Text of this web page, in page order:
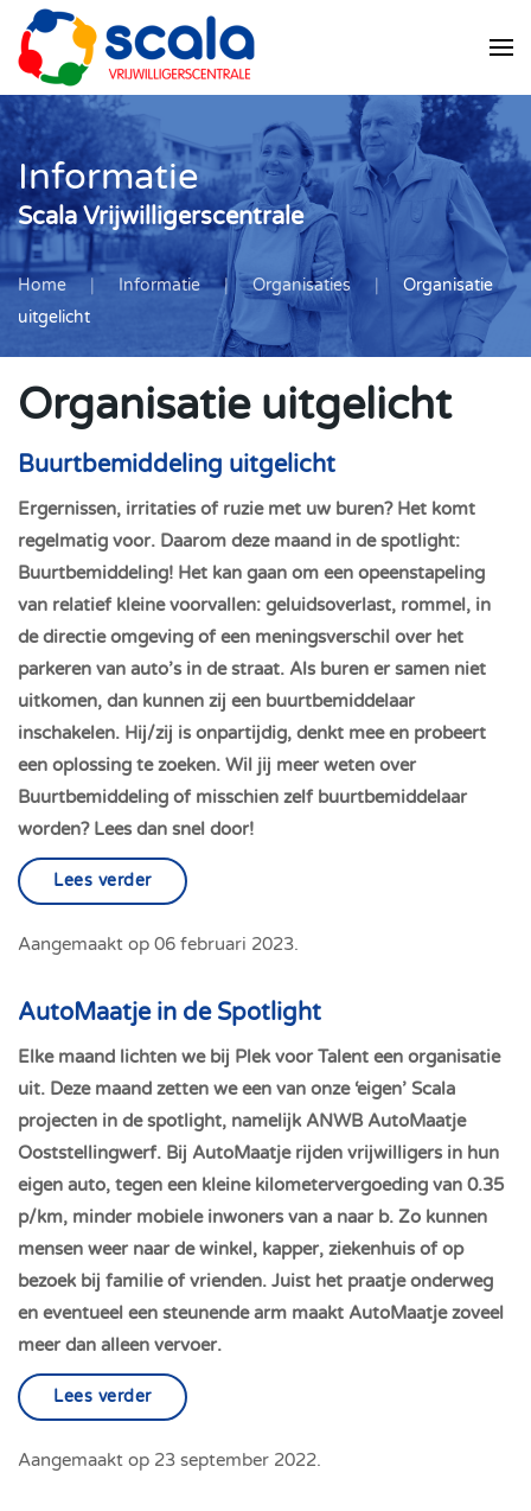
Skip
to
main
content
Informatie
Scala Vrijwilligerscentrale
Home Informatie Organisaties
Organisatie
uitgelicht
Organisatie uitgelicht
Buurtbemiddeling uitgelicht
Ergernissen, irritaties of ruzie met uw buren? Het komt
regelmatig voor. Daarom deze maand in de spotlight:
Buurtbemiddeling! Het kan gaan om een opeenstapeling
van relatief kleine voorvallen: geluidsoverlast, rommel, in
de directie omgeving of een meningsverschil over het
parkeren van auto’s in de straat. Als buren er samen niet
uitkomen, dan kunnen zij een buurtbemiddelaar
inschakelen. Hij/zij is onpartijdig, denkt mee en probeert
een oplossing te zoeken. Wil jij meer weten over
Buurtbemiddeling of misschien zelf buurtbemiddelaar
worden? Lees dan snel door!
Lees verder
Aangemaakt op 06 februari 2023.
AutoMaatje in de Spotlight
Elke maand lichten we bij Plek voor Talent een organisatie
uit. Deze maand zetten we een van onze ‘eigen’ Scala
projecten in de spotlight, namelijk ANWB AutoMaatje
Ooststellingwerf. Bij AutoMaatje rijden vrijwilligers in hun
eigen auto, tegen een kleine kilometervergoeding van 0.35
p/km, minder mobiele inwoners van a naar b. Zo kunnen
mensen weer naar de winkel, kapper, ziekenhuis of op
bezoek bij familie of vrienden. Juist het praatje onderweg
en eventueel een steunende arm maakt AutoMaatje zoveel
meer dan alleen vervoer.
Lees verder
Aangemaakt op 23 september 2022.